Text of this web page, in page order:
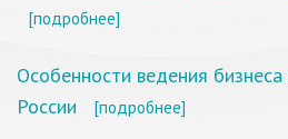
[подробнее]
Особенности ведения
России
[подробнее]